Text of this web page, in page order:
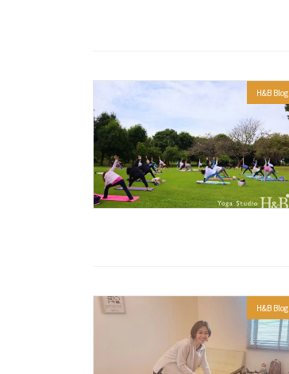
H&B Blog
H&B Blog